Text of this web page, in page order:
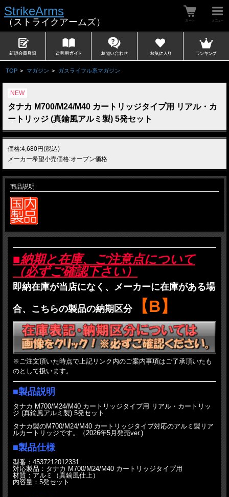
StrikeArms
（ストライクアームズ）
TOP > マガジン > ガスライフル系マガジン
NEW
タナカ M700/M24/M40 カートリッジタイプ用 リアル・カ
ートリッジ (真鍮風アルミ製) 5発セット
価格:4,680円(税込)
メーカー希望小売価格:オープン価格
商品説明
■納期と在庫、ご注意点について
（必ずご確認下さい）
即納在庫が当店になく、メーカーに在庫がある場
合、こちらの製品の納期区分【B】
※ご注文頂いた時点で上記リンク内のご案内事項はご了承頂いたも
のとして扱います。
■製品説明
タナカ M700/M24/M40 カートリッジタイプ用 リアル・カートリッ
ジ (真鍮風アルミ製) 5発セット
タナカ製のM700/M24/M40 カートリッジタイプ対応のアルミ製リア
ルカートリッジです。（2026年5月発売ver.)
■製品仕様
型番：4537212012331
対応製品：タナカ M700/M24/M40 カートリッジタイプ用
材質：アルミ（真鍮風仕上）
内容量：5発セット